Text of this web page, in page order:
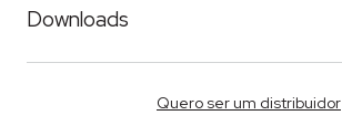
Downloads
Quero ser um distribuidor